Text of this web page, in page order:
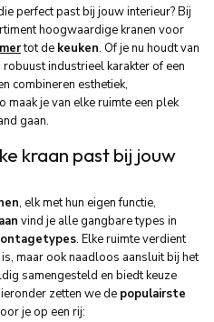
perfect past bij jouw interieur? Bij
hoogwaardige kranen voor
tot de keuken. Of je nu houdt van
industrieel karakter of een
combineren esthetiek,
maak je van elke ruimte een plek
gaan.
kraan past bij jouw
, elk met hun eigen functie,
vind je alle gangbare types in
. Elke ruimte verdient
maar ook naadloos aansluit bij het
samengesteld en biedt keuze
zetten we de populairste
je op een rij: